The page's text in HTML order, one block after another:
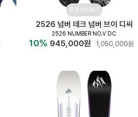
옵션 미리보기
2526 넘버 데크 넘버 브이 디씨
2526 NUMBER NO.V DC
10% 945,000원 1,050,000원